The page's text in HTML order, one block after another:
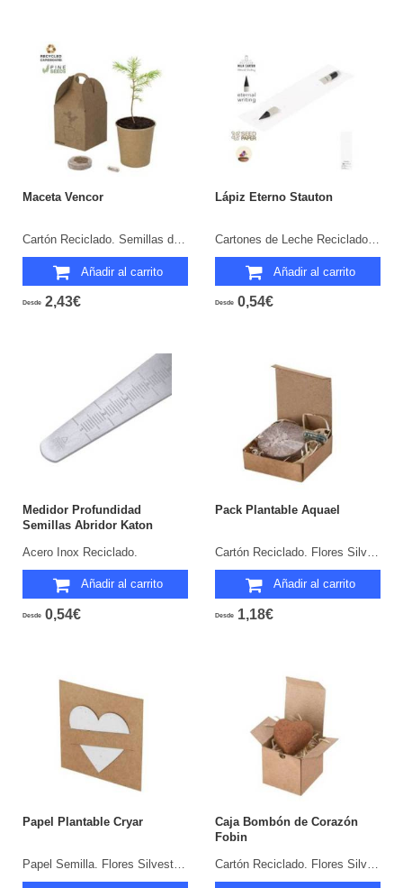
Maceta Vencor
Cartón Reciclado. Semillas de Pino Incluidas.
Añadir al carrito
Desde 2,43€
Lápiz Eterno Stauton
Cartones de Leche Reciclados. Funda Papel Semilla. Semillas de Petunia. Flores Colores Surtidos.
Añadir al carrito
Desde 0,54€
Medidor Profundidad
Semillas Abridor Katon
Acero Inox Reciclado.
Añadir al carrito
Desde 0,54€
Pack Plantable Aquael
Añadir al carrito
Desde 1,18€
Papel Plantable Cryar
Papel Semilla. Flores Silvestres.
Caja Bombón de Corazón
Fobin
Cartón Reciclado. Flores Silvestres.